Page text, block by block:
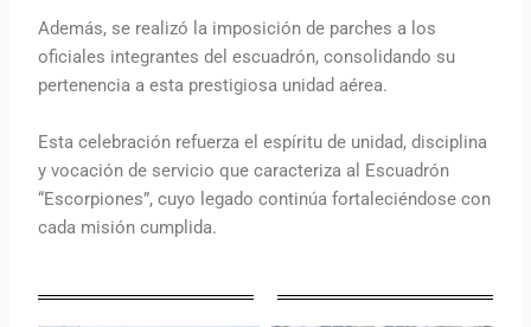
Además, se realizó la imposición de parches a los
oficiales integrantes del escuadrón, consolidando su
pertenencia a esta prestigiosa unidad aérea.
Esta celebración refuerza el espíritu de unidad, disciplina
y vocación de servicio que caracteriza al Escuadrón
“Escorpiones”, cuyo legado continúa fortaleciéndose con
cada misión cumplida.